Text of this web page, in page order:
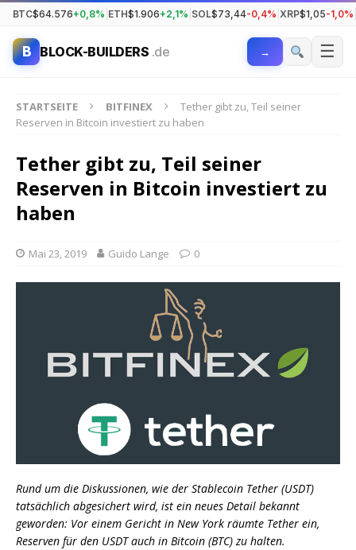
BTC$64.576+0,8% ETH$1.906+2,1% SOL$73,44-0,4% XRP$1,05-1,0%
B BLOCK-BUILDERS .de → ☰
STARTSEITE BITFINEX
Tether gibt zu, Teil seiner
Reserven in Bitcoin investiert zu haben
Tether gibt zu, Teil seiner
Reserven in Bitcoin investiert zu
haben
Mai 23, 2019 Guido Lange 0
Rund um die Diskussionen, wie der Stablecoin Tether (USDT)
tatsächlich abgesichert wird, ist ein neues Detail bekannt
geworden: Vor einem Gericht in New York räumte Tether ein,
Reserven für den USDT auch in Bitcoin (BTC) zu halten.